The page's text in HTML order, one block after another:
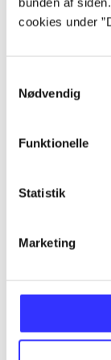
cookies under
Nødvendig
Funktionelle
Statistik
Marketing
Gå til serien